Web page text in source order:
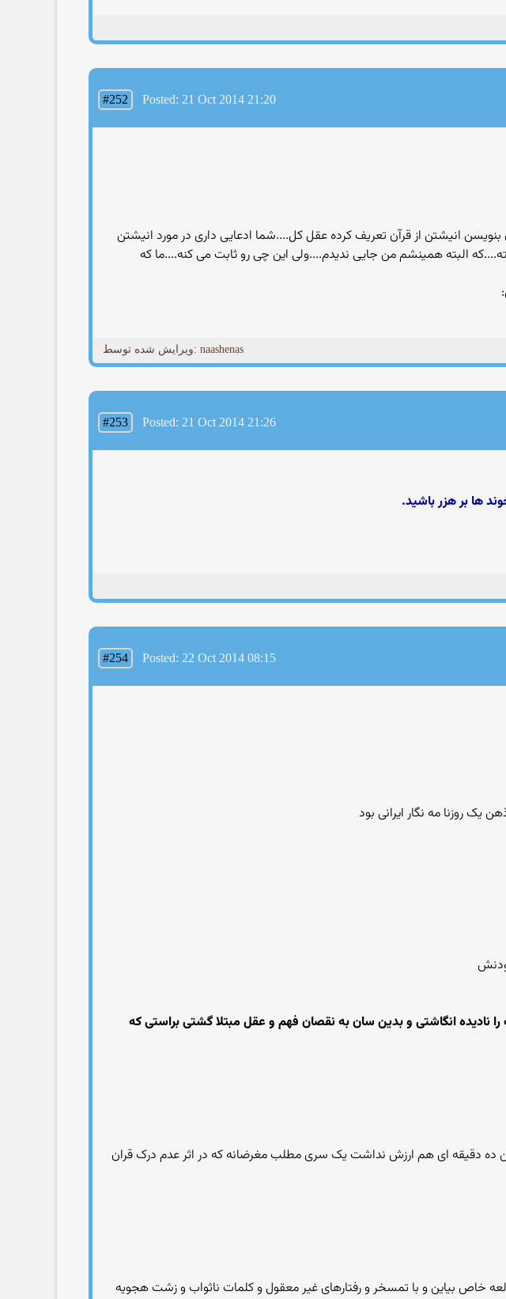
#252 Posted: 21 Oct 2014 21:20
بنویسن انیشتن از قرآن تعریف کرده عقل کل....شما ادعایی داری در مورد انیشتن
البته همینشم من جایی ندیدم....ولی این چی رو ثابت می کنه....ما که
ویرایش شده توسط: naashenas
#253 Posted: 21 Oct 2014 21:26
ها بر هزر باشید.
#254 Posted: 22 Oct 2014 08:15
روزنا مه نگار ایرانی بود
را نادیده انگاشتی و بدین سان به نقصان فهم و عقل مبتلا گشتی براستی که
ده دقیقه ای هم ارزش نداشت یک سری مطلب مغرضانه که در اثر عدم درک قران
خاص بیاین و با تمسخر و رفتارهای غیر معقول و کلمات ناثواب و زشت هجویه